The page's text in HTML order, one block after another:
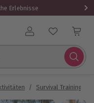
Erlebnisse
Benutzerkonto
/ Survival Training